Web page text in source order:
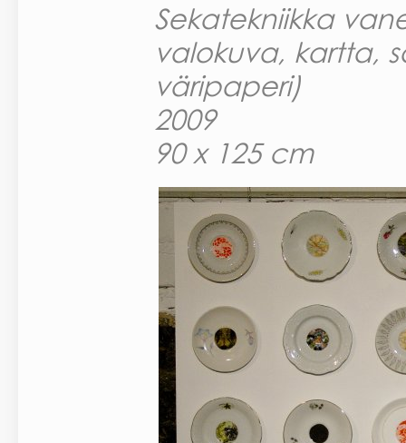
Sekatekniikka
valokuva, kartta,
väripaperi)
2009
90 x 125 cm